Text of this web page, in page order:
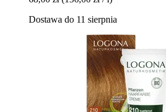
Dostawa do 11 sierpnia